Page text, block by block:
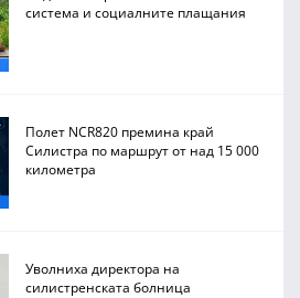
система и социалните плащания
Полет NCR820 премина край
Силистра по маршрут от над 15 000
километра
Уволниха директора на
силистренската болница